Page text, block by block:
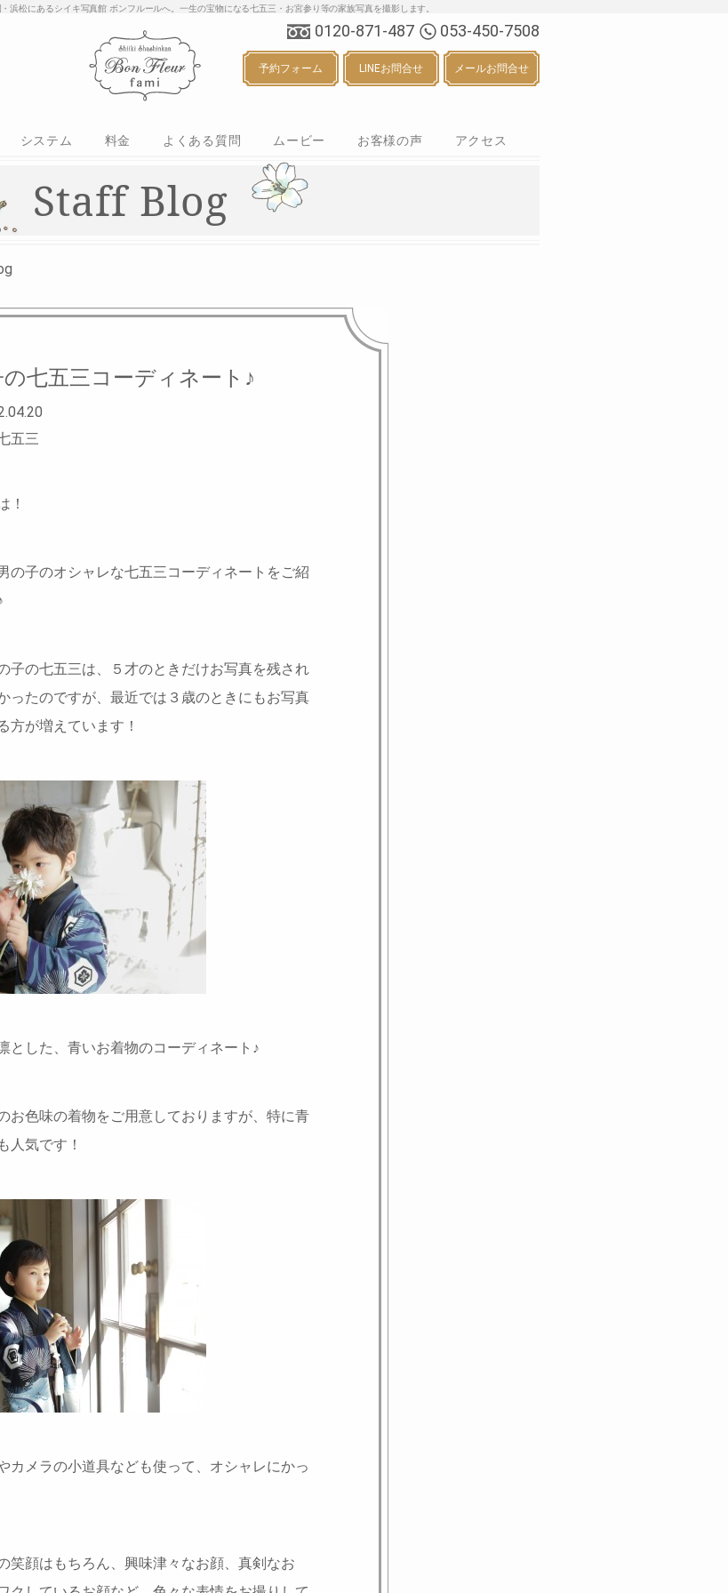
影なら静岡・浜松にあるシイキ写真館 ボンフルールへ。一生の宝物になる七五三・お宮参り等の家族写真を撮影します。
0120-871-487 053-450-7508
予約フォーム LINEお問合せ メールお問合せ
システム 料金 よくある質問 ムービー お客様の声 アクセス
Staff Blog
七五三コーディネート♪
五三
！
の子のオシャレな七五三コーディネートをご紹
子の七五三は、５才のときだけお写真を残され
ったのですが、最近では３歳のときにもお写真
方が増えています！
とした、青いお着物のコーディネート♪
お色味の着物をご用意しておりますが、特に青
人気です！
カメラの小道具なども使って、オシャレにかっ
笑顔はもちろん、興味津々なお顔、真剣なお